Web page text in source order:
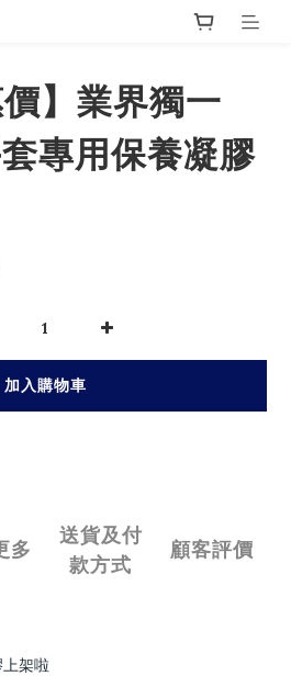
價】業界獨一
專用保養凝膠
加入購物車
多
送貨及付
款方式
顧客評價
架啦